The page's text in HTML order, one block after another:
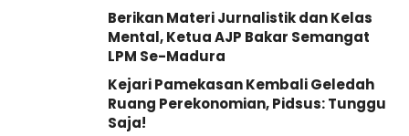
Berikan Materi Jurnalistik dan Kelas
Mental, Ketua AJP Bakar Semangat
LPM Se-Madura
Kejari Pamekasan Kembali Geledah
Ruang Perekonomian, Pidsus: Tunggu
Saja!